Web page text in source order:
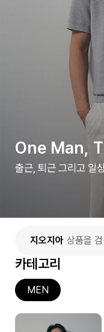
One Man,
출근, 퇴근 그리고 일
지오지아 상품을
카테고리
MEN